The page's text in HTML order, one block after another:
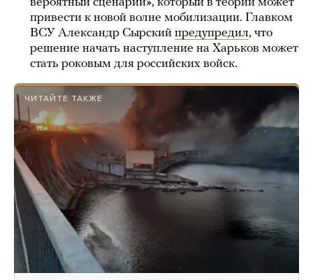
привести к новой волне мобилизации. Главком
ВСУ Александр Сырский предупредил, что
решение начать наступление на Харьков может
стать роковым для российских войск.
ЧИТАЙТЕ ТАКЖЕ